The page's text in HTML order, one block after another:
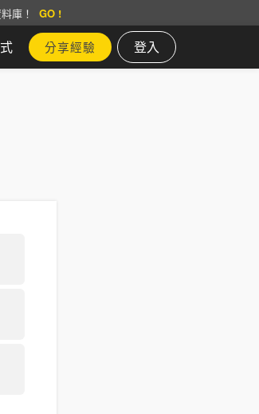
庫！ GO !
分享經驗 登入